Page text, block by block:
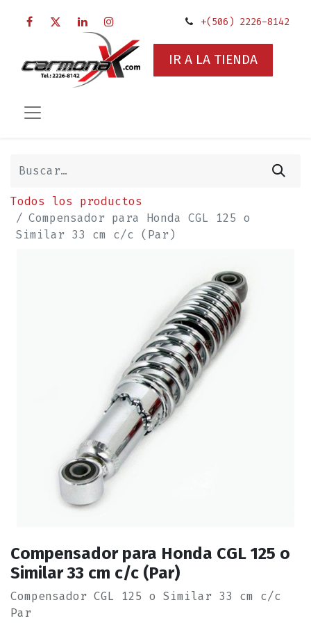
+(506) 2226-8142
IR A LA TIENDA
Todos los productos
Compensador para Honda CGL 125 o
Similar 33 cm c/c (Par)
Compensador para Honda CGL 125 o
Similar 33 cm c/c (Par)
Compensador CGL 125 o Similar 33 cm c/c
Par